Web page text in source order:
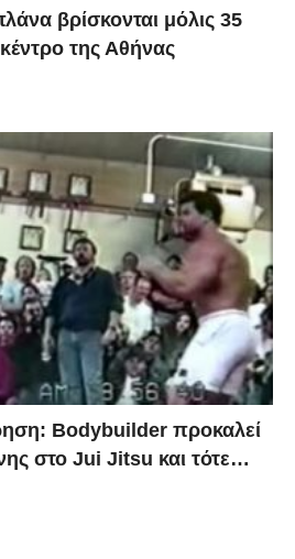
βρίσκονται μόλις 35
της Αθήνας
Bodybuilder προκαλεί
στο Jui Jitsu και τότε…